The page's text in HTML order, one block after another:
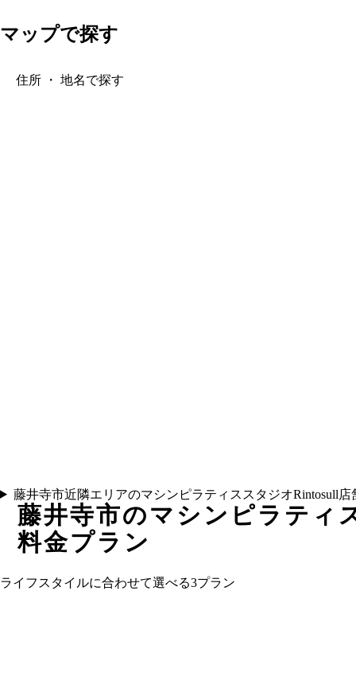
マップで探す
藤井寺市近隣エリアのマシンピラティススタジオRintosull店
藤井寺市のマシンピラティ
料金プラン
ライフスタイルに合わせて選べる3プラン